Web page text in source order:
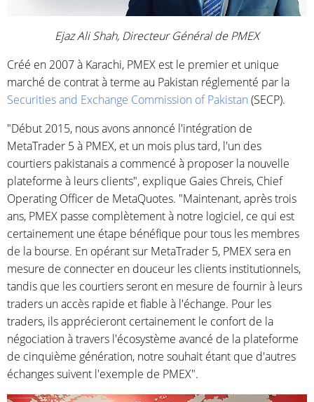
Ejaz Ali Shah, Directeur Général de PMEX
Créé en 2007 à Karachi, PMEX est le premier et unique
marché de contrat à terme au Pakistan réglementé par la
Securities and Exchange Commission of Pakistan (SECP).
"Début 2015, nous avons annoncé l'intégration de
MetaTrader 5 à PMEX, et un mois plus tard, l'un des
courtiers pakistanais a commencé à proposer la nouvelle
plateforme à leurs clients", explique Gaies Chreis, Chief
Operating Officer de MetaQuotes. "Maintenant, après trois
ans, PMEX passe complètement à notre logiciel, ce qui est
certainement une étape bénéfique pour tous les membres
de la bourse. En opérant sur MetaTrader 5, PMEX sera en
mesure de connecter en douceur les clients institutionnels,
tandis que les courtiers seront en mesure de fournir à leurs
traders un accès rapide et fiable à l'échange. Pour les
traders, ils apprécieront certainement le confort de la
négociation à travers l'écosystème avancé de la plateforme
de cinquième génération, notre souhait étant que d'autres
échanges suivent l'exemple de PMEX".